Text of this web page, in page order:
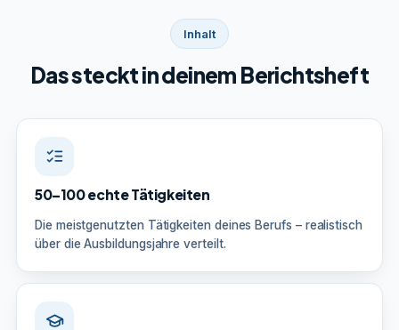
Inhalt
Das steckt in deinem Berichtsheft
50–100 echte Tätigkeiten
Die meistgenutzten Tätigkeiten deines Berufs – realistisch
über die Ausbildungsjahre verteilt.